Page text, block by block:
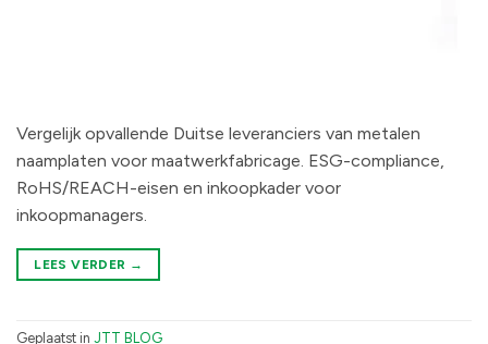
Vergelijk opvallende Duitse leveranciers van metalen
naamplaten voor maatwerkfabricage. ESG-compliance,
RoHS/REACH-eisen en inkoopkader voor
inkoopmanagers.
LEES VERDER →
Geplaatst in JTT BLOG